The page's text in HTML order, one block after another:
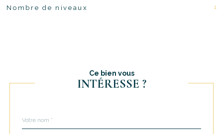
Nombre de niveaux 1
Ce bien vous
INTÉRESSE ?
par
*